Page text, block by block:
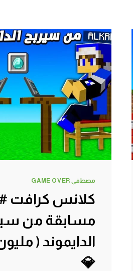
مصطفى GAME OVER
مسابقة من
الدايموند (
💎